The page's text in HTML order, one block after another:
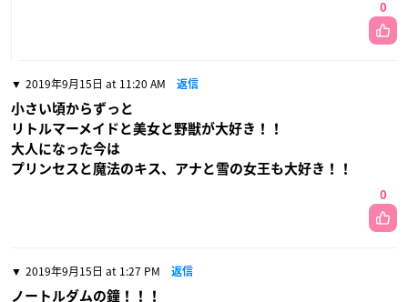
0
2019年9月15日 at 11:20 AM 返信
小さい頃からずっと
リトルマーメイドと美女と野獣が大好き！！
大人になった今は
プリンセスと魔法のキス、アナと雪の女王も大好き！！
0
2019年9月15日 at 1:27 PM 返信
ノートルダムの鐘！！！